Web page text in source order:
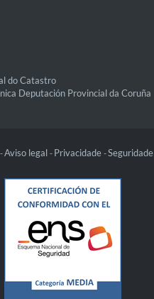
do Catastro
Deputación Provincial da Coruña
-Aviso legal - Privacidade -Seguridade